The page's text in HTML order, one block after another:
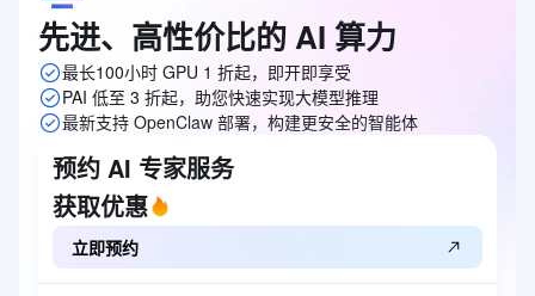
先进、高性价比的AI 算力
最长100小时 GPU 1 折起，即开即享受
PAI 低至 3 折起，助您快速实现大模型推理
最新支持 OpenClaw 部署，构建更安全的智能体
预约 AI 专家服务
获取优惠
立即预约